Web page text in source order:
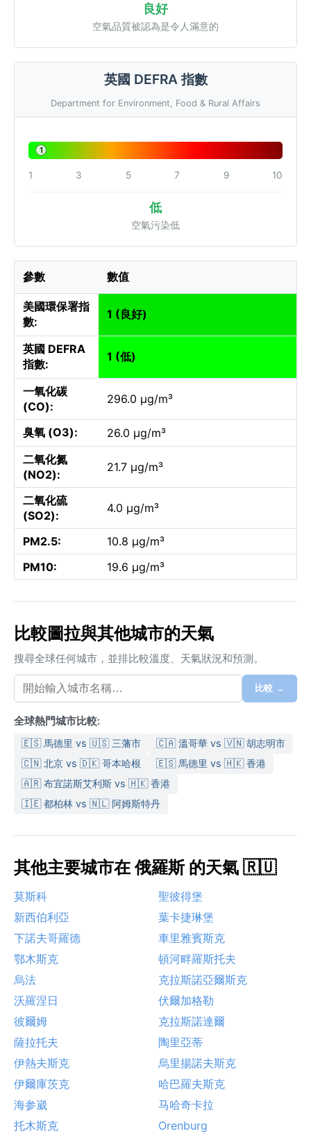
良好
空氣品質被認為是令人滿意的
英國 DEFRA 指數
Department for Environment, Food & Rural Affairs
1
1 3 5 7 9 10
低
空氣污染低
參數 數值
美國環保署指
數:
1 (良好)
英國 DEFRA
指數:
1 (低)
一氧化碳
(CO):
296.0 µg/m³
臭氧 (O3):
26.0 µg/m³
二氧化氮
(NO2):
21.7 µg/m³
二氧化硫
(SO2):
4.0 µg/m³
PM2.5:
10.8 µg/m³
PM10:
19.6 µg/m³
比較圖拉與其他城市的天氣
搜尋全球任何城市，並排比較溫度、天氣狀況和預測。
比較 →
全球熱門城市比較:
🇪🇸 馬德里 vs 🇺🇸 三藩市
🇨🇦 溫哥華 vs 🇻🇳 胡志明市
🇨🇳 北京 vs 🇩🇰 哥本哈根
🇪🇸 馬德里 vs 🇭🇰 香港
🇦🇷 布宜諾斯艾利斯 vs 🇭🇰 香港
🇮🇪 都柏林 vs 🇳🇱 阿姆斯特丹
其他主要城市在 俄羅斯 的天氣 🇷🇺
莫斯科
聖彼得堡
新西伯利亞
葉卡捷琳堡
下諾夫哥羅德
車里雅賓斯克
鄂木斯克
頓河畔羅斯托夫
烏法
克拉斯諾亞爾斯克
沃羅涅日
伏爾加格勒
彼爾姆
克拉斯諾達爾
薩拉托夫
陶里亞蒂
伊熱夫斯克
烏里揚諾夫斯克
伊爾庫茨克
哈巴羅夫斯克
海参崴
马哈奇卡拉
托木斯克
Orenburg